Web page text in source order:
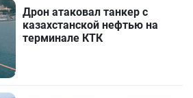
Дрон атаковал танкер с
казахстанской нефтью на
терминале КТК